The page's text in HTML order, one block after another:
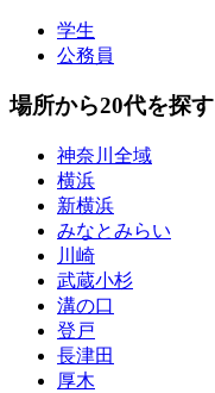
学生
公務員
場所から20代を探す
神奈川全域
横浜
新横浜
みなとみらい
川崎
武蔵小杉
溝の口
登戸
長津田
厚木